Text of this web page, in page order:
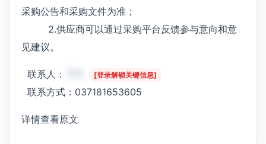
采购公告和采购文件为准；
2.供应商可以通过采购平台反馈参与意向和意
见建议。
联系人： [登录解锁关键信息]
联系方式：037181653605
详情查看原文